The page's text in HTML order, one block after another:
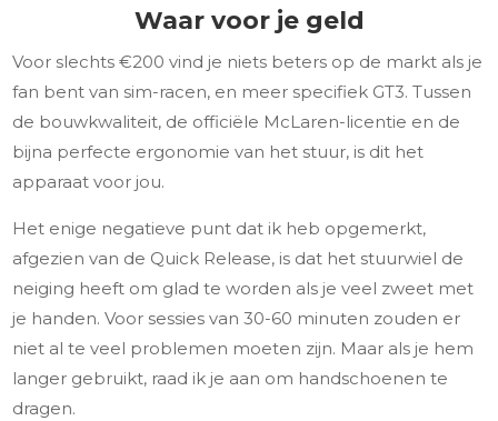
Waar voor je geld
Voor slechts €200 vind je niets beters op de markt als je
fan bent van sim-racen, en meer specifiek GT3. Tussen
de bouwkwaliteit, de officiële McLaren-licentie en de
bijna perfecte ergonomie van het stuur, is dit het
apparaat voor jou.
Het enige negatieve punt dat ik heb opgemerkt,
afgezien van de Quick Release, is dat het stuurwiel de
neiging heeft om glad te worden als je veel zweet met
je handen. Voor sessies van 30-60 minuten zouden er
niet al te veel problemen moeten zijn. Maar als je hem
langer gebruikt, raad ik je aan om handschoenen te
dragen.